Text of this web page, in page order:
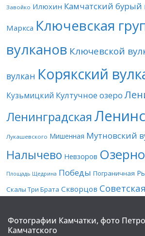
Завойко Илюхин Камчатский бурый
Маркса Ключевская
вулканов Ключевской
вулкан Корякский
Кузьмицкий Култучное озеро
Ленинградская
Лукашевского Мишенная Мутновский
Налычево Невзоров
Площадь Щедрина Победы Пограничная
Скалы Три Брата Скворцов Советская
Фотографии Камчатки, фото
Камчатского